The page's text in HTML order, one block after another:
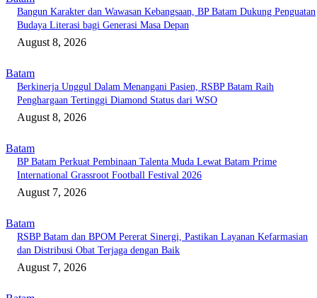
Bangun Karakter dan Wawasan Kebangsaan, BP Batam Dukung Penguatan
Budaya Literasi bagi Generasi Masa Depan
August 8, 2026
Batam
Berkinerja Unggul Dalam Menangani Pasien, RSBP Batam Raih
Penghargaan Tertinggi Diamond Status dari WSO
August 8, 2026
Batam
BP Batam Perkuat Pembinaan Talenta Muda Lewat Batam Prime
International Grassroot Football Festival 2026
August 7, 2026
Batam
RSBP Batam dan BPOM Pererat Sinergi, Pastikan Layanan Kefarmasian
dan Distribusi Obat Terjaga dengan Baik
August 7, 2026